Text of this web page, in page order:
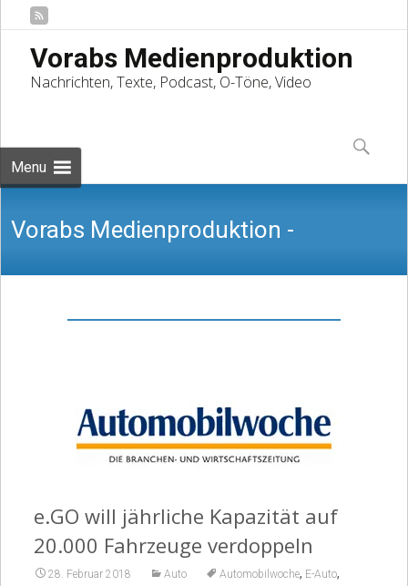
Vorabs Medienproduktion
Nachrichten, Texte, Podcast, O-Töne, Video
Menu
to
content
Suchen
nach:
Vorabs Medienproduktion -
Nachrichten, Texte, Podcast, O-Töne,
e.GO will jährliche Kapazität auf
20.000 Fahrzeuge verdoppeln
28. Februar 2018 Auto Automobilwoche, E-Auto,